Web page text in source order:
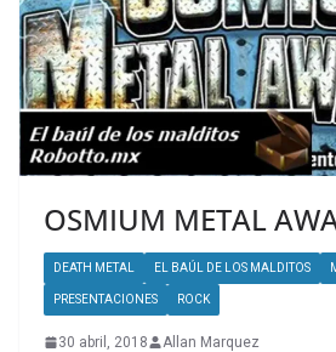
OSMIUM METAL
DEATH METAL EL BAÚL DE LOS MALDITOS
PRESENTACIONES ROCK
30 abril, 2018 Allan Marquez